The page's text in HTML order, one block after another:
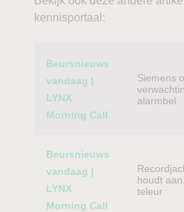
kennisportaal:
Category
Beursnieuws
vandaag |
LYNX
Morning Call
Siemens
alarmbel
Beursnieuws
vandaag |
LYNX
Morning Call
houdt
teleur